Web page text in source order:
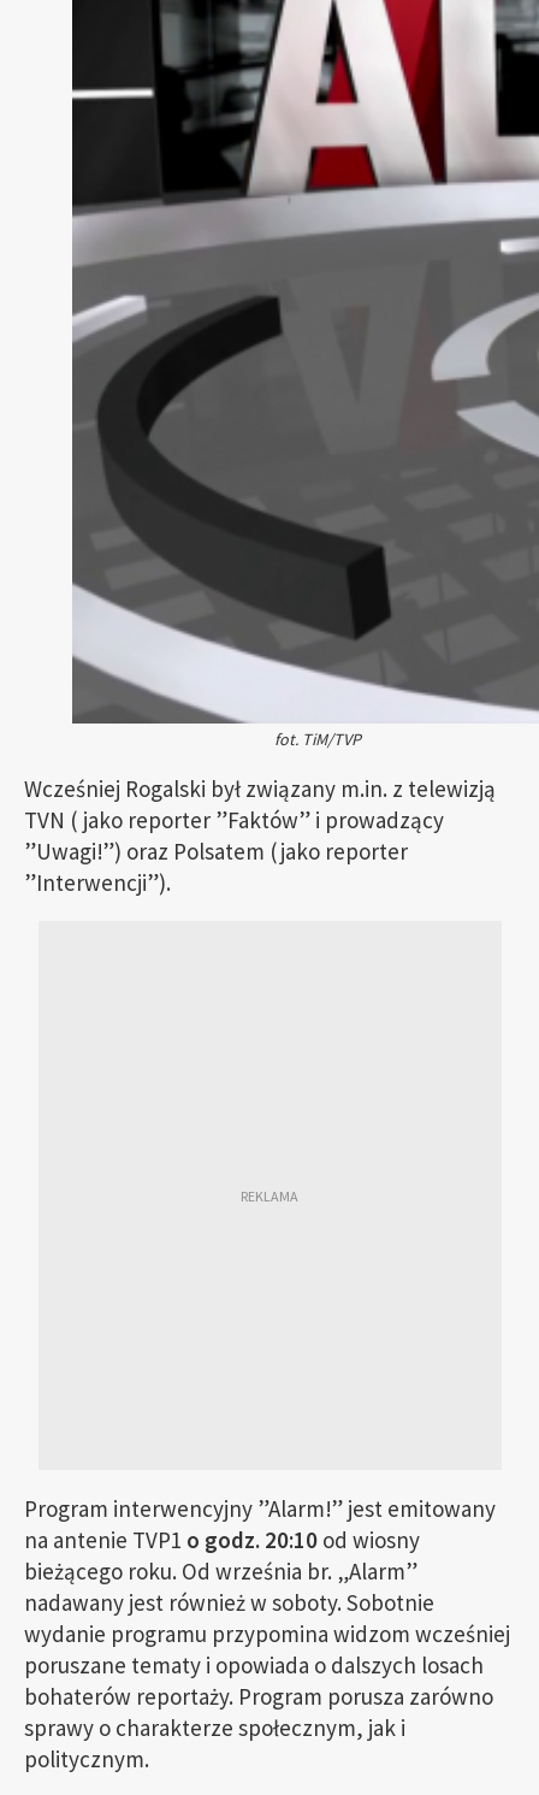
fot. TiM/TVP
Wcześniej Rogalski był związany m.in. z telewizją
TVN ( jako reporter ”Faktów” i prowadzący
”Uwagi!”) oraz Polsatem (jako reporter
”Interwencji”).
Program interwencyjny ”Alarm!” jest emitowany
na antenie TVP1 o godz. 20:10 od wiosny
bieżącego roku. Od września br. „Alarm”
nadawany jest również w soboty. Sobotnie
wydanie programu przypomina widzom wcześniej
poruszane tematy i opowiada o dalszych losach
bohaterów reportaży. Program porusza zarówno
sprawy o charakterze społecznym, jak i
politycznym.